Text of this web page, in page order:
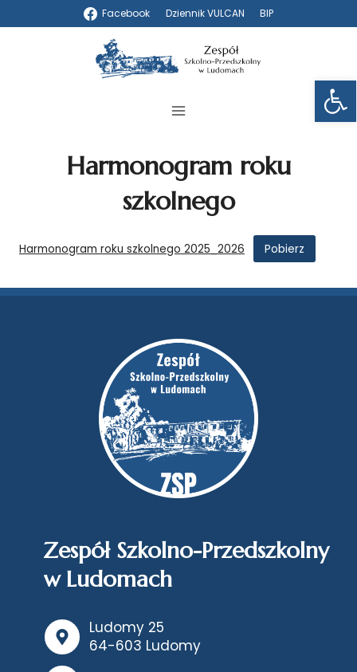
do
Facebook Dziennik VULCAN BIP
Harmonogram roku
szkolnego
Harmonogram roku szkolnego 2025_2026 Pobierz
Zespół Szkolno-Przedszkolny
w Ludomach
Ludomy 25
64-603 Ludomy